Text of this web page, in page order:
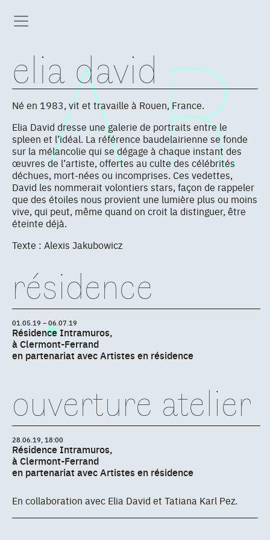
elia david
Né en 1983, vit et travaille à Rouen, France.
Elia David dresse une galerie de portraits entre le
spleen et l’idéal. La référence baudelairienne se fonde
sur la mélancolie qui se dégage à chaque instant des
œuvres de l’artiste, offertes au culte des célébrités
déchues, mort-nées ou incomprises. Ces vedettes,
David les nommerait volontiers stars, façon de rappeler
que des étoiles nous provient une lumière plus ou moins
vive, qui peut, même quand on croit la distinguer, être
éteinte déjà.
Texte : Alexis Jakubowicz
résidence
01.05.19 – 06.07.19
Résidence Intramuros,
à Clermont-Ferrand
en partenariat avec Artistes en résidence
ouverture atelier
28.06.19, 18:00
Résidence Intramuros,
à Clermont-Ferrand
en partenariat avec Artistes en résidence
En collaboration avec Elia David et Tatiana Karl Pez.